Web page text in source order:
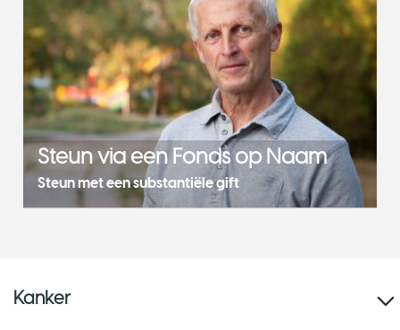
Steun via een Fonds op Naam
Steun met een substantiële gift
Kanker